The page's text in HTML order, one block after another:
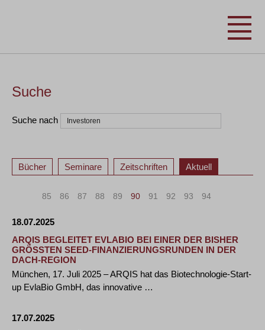
Suche
Suche nach
Bücher Seminare Zeitschriften Aktuell
85 86 87 88 89 90 91 92 93 94
18.07.2025
ARQIS BEGLEITET EVLABIO BEI EINER DER BISHER
GRÖSSTEN SEED-FINANZIERUNGSRUNDEN IN DER D
ACH-REGION
München, 17. Juli 2025 – ARQIS hat das Biotechnologie-Start-
up EvlaBio GmbH, das innovative …
17.07.2025